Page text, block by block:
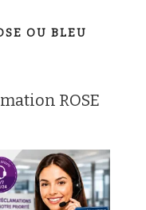
OU BLEU
ROSE